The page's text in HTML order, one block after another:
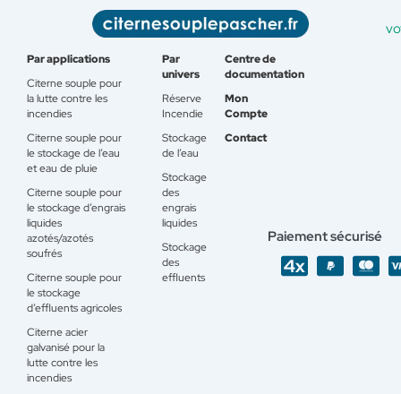
Par applications
Citerne souple pour
la lutte contre les
incendies
Citerne souple pour
le stockage de l’eau
et eau de pluie
Citerne souple pour
le stockage d’engrais
liquides
azotés/azotés
soufrés
Citerne souple pour
le stockage
d’effluents agricoles
Citerne acier
galvanisé pour la
lutte contre les
incendies
Par
univers
Réserve
Incendie
Stockage
de l’eau
Stockage
des
engrais
liquides
Stockage
des
effluents
Centre de
documentation
Mon
Compte
Contact
Paiement sécurisé